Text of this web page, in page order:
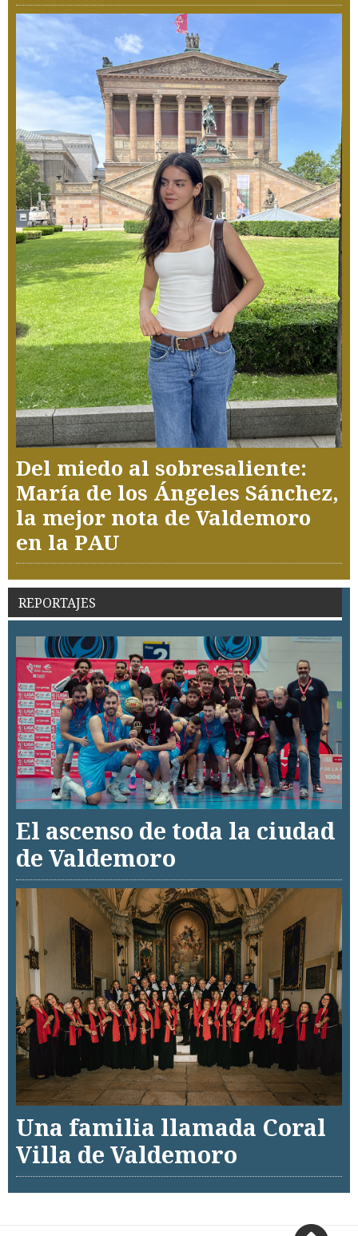
Del miedo al sobresaliente:
María de los Ángeles Sánchez,
la mejor nota de Valdemoro
en la PAU
REPORTAJES
El ascenso de toda la ciudad
de Valdemoro
Una familia llamada Coral
Villa de Valdemoro